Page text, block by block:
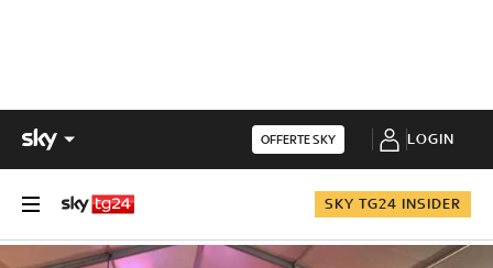
OFFERTE SKY LOGIN
SKY TG24 INSIDER